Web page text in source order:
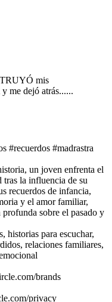
mis
me dejó atrás......
#recuerdos #madrastra
un joven enfrenta el
tras la influencia de su
recuerdos de infancia,
y el amor familiar,
sobre el pasado y
historias para escuchar,
relaciones familiares,
brands
privacy